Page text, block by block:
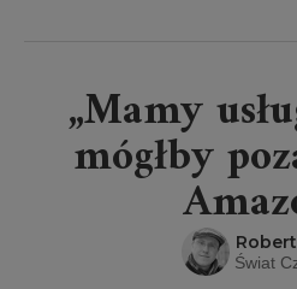
„Mamy
mógłby
Świat